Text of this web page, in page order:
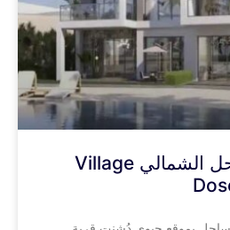
قرية دوس الساحل الشمالي Village